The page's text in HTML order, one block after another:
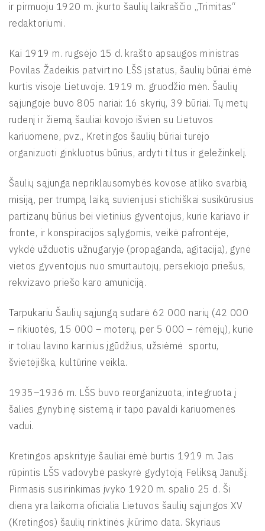
ir pirmuoju 1920 m. įkurto šaulių laikraščio „Trimitas“
redaktoriumi.
Kai 1919 m. rugsėjo 15 d. krašto apsaugos ministras
Povilas Žadeikis patvirtino LŠS įstatus, šaulių būriai ėmė
kurtis visoje Lietuvoje. 1919 m. gruodžio mėn. Šaulių
sąjungoje buvo 805 nariai: 16 skyrių, 39 būriai. Tų metų
rudenį ir žiemą šauliai kovojo išvien su Lietuvos
kariuomene, pvz., Kretingos šaulių būriai turėjo
organizuoti ginkluotus būrius, ardyti tiltus ir geležinkelį.
Šaulių sąjunga nepriklausomybės kovose atliko svarbią
misiją, per trumpą laiką suvienijusi stichiškai susikūrusius
partizanų būrius bei vietinius gyventojus, kurie kariavo ir
fronte, ir konspiracijos sąlygomis, veikė pafrontėje,
vykdė užduotis užnugaryje (propaganda, agitacija), gynė
vietos gyventojus nuo smurtautojų, persekiojo priešus,
rekvizavo priešo karo amuniciją.
Tarpukariu Šaulių sąjungą sudarė 62 000 narių (42 000
– rikiuotės, 15 000 – moterų, per 5 000 – rėmėjų), kurie
ir toliau lavino karinius įgūdžius, užsiėmė sportu,
švietėjiška, kultūrine veikla.
1935–1936 m. LŠS buvo reorganizuota, integruota į
šalies gynybinę sistemą ir tapo pavaldi kariuomenės
vadui.
Kretingos apskrityje šauliai ėmė burtis 1919 m. Jais
rūpintis LŠS vadovybė paskyrė gydytoją Feliksą Janušį.
Pirmasis susirinkimas įvyko 1920 m. spalio 25 d. Ši
diena yra laikoma oficialia Lietuvos šaulių sąjungos XV
(Kretingos) šaulių rinktinės įkūrimo data. Skyriaus